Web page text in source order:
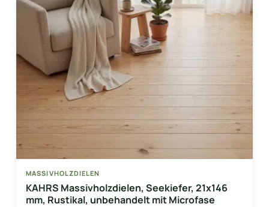
MASSIVHOLZDIELEN
KAHRS Massivholzdielen, Seekiefer, 21x146
mm, Rustikal, unbehandelt mit Microfase